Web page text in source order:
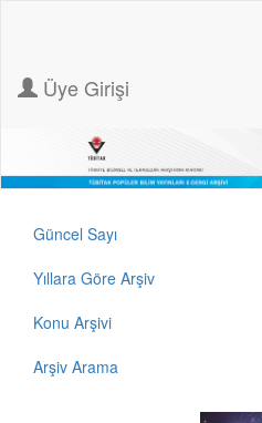
Üye Girişi
Güncel Sayı
Yıllara Göre Arşiv
Konu Arşivi
Arşiv Arama